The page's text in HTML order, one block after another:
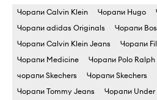
Чорапи Calvin Klein Чорапи Hugo
Чорапи adidas Originals
Чорапи
Чорапи Calvin Klein Jeans
Чорапи
Чорапи Medicine
Чорапи Polo Ralph
чорапи Skechers
Чорапи Skechers
Чорапи Tommy Jeans
Чорапи Under